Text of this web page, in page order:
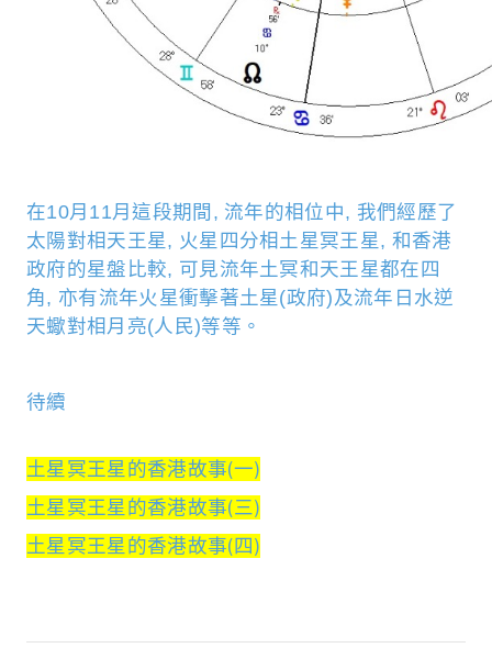
在10月11月這段期間, 流年的相位中, 我們經歷了
太陽對相天王星, 火星四分相土星冥王星, 和香港
政府的星盤比較, 可見流年土冥和天王星都在四
角, 亦有流年火星衝擊著土星(政府)及流年日水逆
天蠍對相月亮(人民)等等 。
待續
土星冥王星的香港故事(一)
土星冥王星的香港故事(三)
土星冥王星的香港故事(四)